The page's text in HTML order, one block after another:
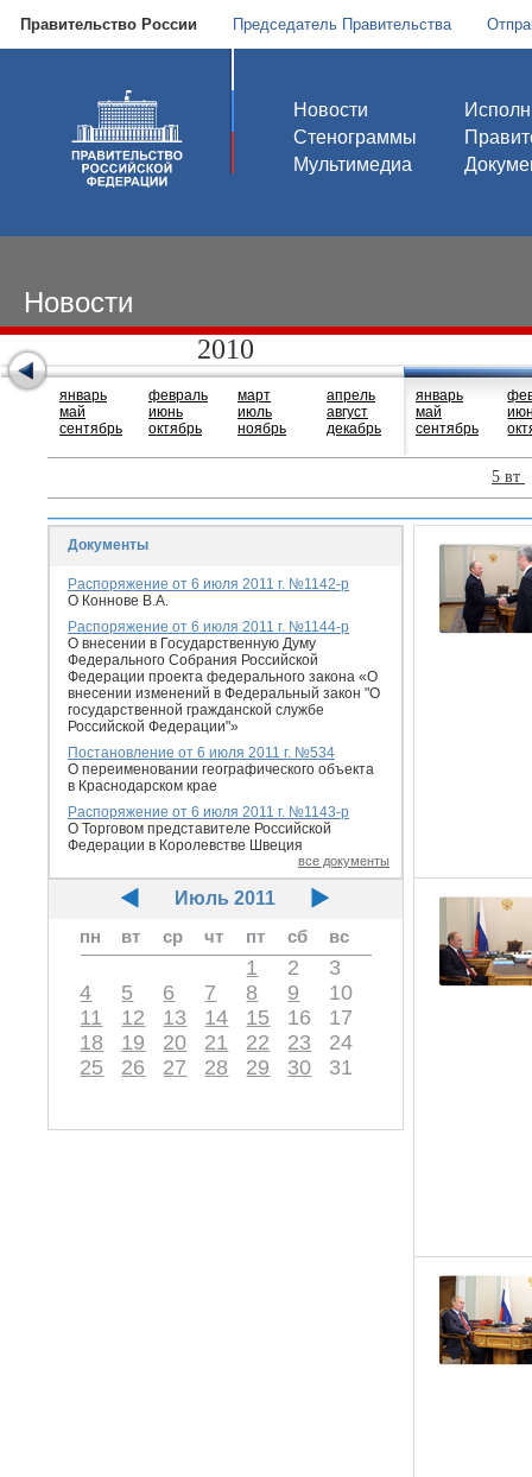
Правительство России Председатель Правительства
Новости
Стенограммы
Мультимедиа
Новости
2010
январь
май
сентябрь
февраль
июнь
октябрь
март
июль
ноябрь
апрель
август
декабрь
январь
май
сентябрь
5 вт
Документы
Распоряжение от 6 июля 2011 г. №1142-р
О Коннове В.А.
Распоряжение от 6 июля 2011 г. №1144-р
О внесении в Государственную Думу
Федерального Собрания Российской
Федерации проекта федерального закона «О
внесении изменений в Федеральный закон "О
государственной гражданской службе
Российской Федерации"»
Постановление от 6 июля 2011 г. №534
О переименовании географического объекта
в Краснодарском крае
Распоряжение от 6 июля 2011 г. №1143-р
О Торговом представителе Российской
Федерации в Королевстве Швеция
все документы
Июль 2011
пн
вт ср чт пт сб вс
1 2
3
4
5 6 7 8 9
10
11
12 13 14 15 16
17
18
19 20 21 22 23
24
25
26 27 28 29 30 31